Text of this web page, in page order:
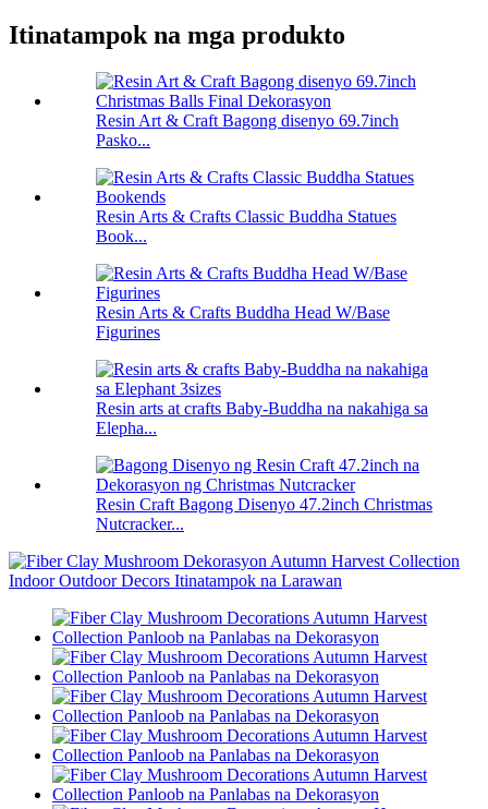
Itinatampok na mga produkto
Resin Art & Craft Bagong disenyo 69.7inch
Pasko...
Resin Arts & Crafts Classic Buddha Statues
Book...
Resin Arts & Crafts Buddha Head W/Base
Figurines
Resin arts at crafts Baby-Buddha na nakahiga sa
Elepha...
Resin Craft Bagong Disenyo 47.2inch Christmas
Nutcracker...